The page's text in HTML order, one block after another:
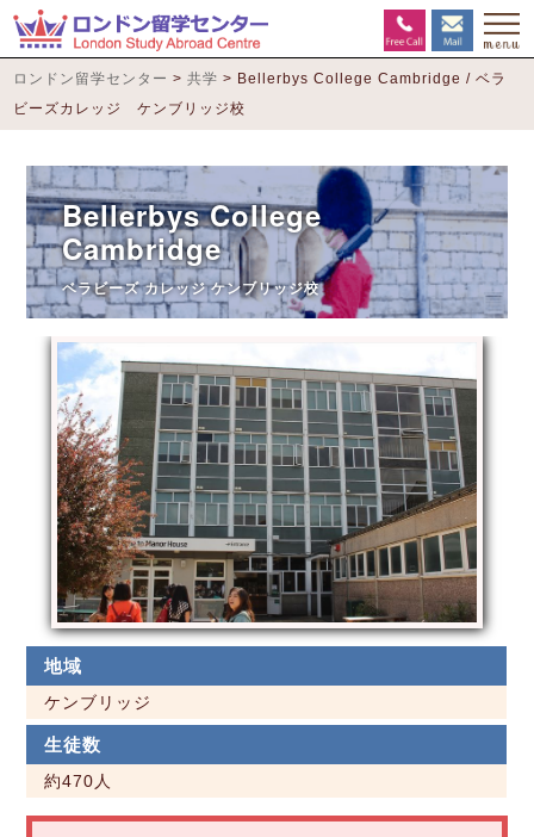
ロンドン留学センター >共学 > Bellerbys College Cambridge / ベラ
ビーズカレッジ ケンブリッジ校
Bellerbys College
Cambridge
ベラビーズ カレッジ ケンブリッジ校
地域
ケンブリッジ
生徒数
約470人